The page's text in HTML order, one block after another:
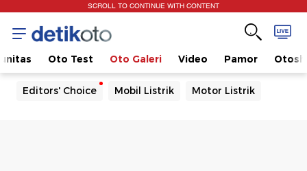
SCROLL TO CONTINUE WITH CONTENT
Oto Test Oto Galeri Video Pamor
Editors' Choice Mobil Listrik Motor Listrik